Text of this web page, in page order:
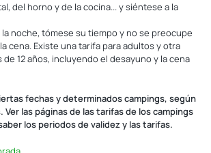
del horno y de la cocina... y siéntese a la
la noche, tómese su tiempo y no se preocupe
cena. Existe una tarifa para adultos y otra
12 años, incluyendo el desayuno y la cena
fechas y determinados campings, según
Ver las páginas de las tarifas de los campings
los periodos de validez y las tarifas.